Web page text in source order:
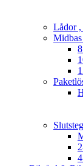
Lådor
Slutsteg